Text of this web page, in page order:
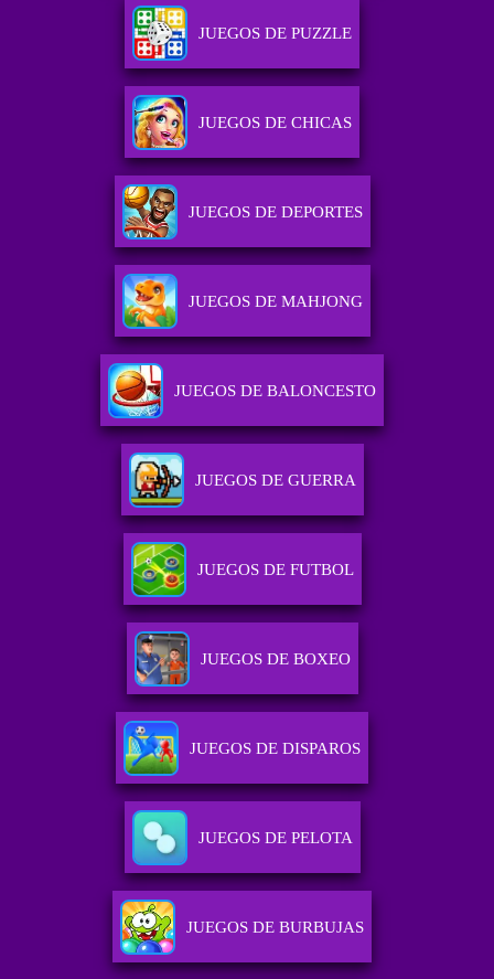
JUEGOS DE PUZZLE
JUEGOS DE CHICAS
JUEGOS DE DEPORTES
JUEGOS DE MAHJONG
JUEGOS DE BALONCESTO
JUEGOS DE GUERRA
JUEGOS DE FUTBOL
JUEGOS DE BOXEO
JUEGOS DE DISPAROS
JUEGOS DE PELOTA
JUEGOS DE BURBUJAS